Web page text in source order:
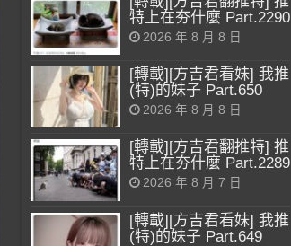
特上在夯什麼 Part.2290
2026 年 8 月 8 日
[轉載][方吉君看妹] 我推
(特)的妹子 Part.650
2026 年 8 月 8 日
[轉載][方吉君翻推特] 推
特上在夯什麼 Part.2289
2026 年 8 月 7 日
[轉載][方吉君看妹] 我推
(特)的妹子 Part.649